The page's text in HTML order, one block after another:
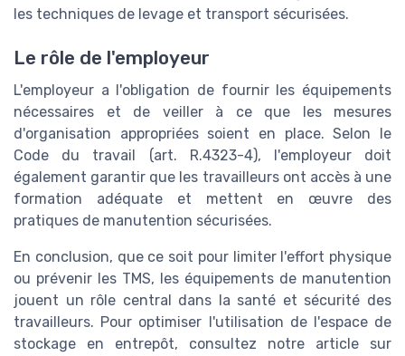
les techniques de levage et transport sécurisées.
Le rôle de l'employeur
L'employeur a l'obligation de fournir les équipements
nécessaires et de veiller à ce que les mesures
d'organisation appropriées soient en place. Selon le
Code du travail (art. R.4323-4), l'employeur doit
également garantir que les travailleurs ont accès à une
formation adéquate et mettent en œuvre des
pratiques de manutention sécurisées.
En conclusion, que ce soit pour limiter l'effort physique
ou prévenir les TMS, les équipements de manutention
jouent un rôle central dans la santé et sécurité des
travailleurs. Pour optimiser l'utilisation de l'espace de
stockage en entrepôt, consultez notre article sur